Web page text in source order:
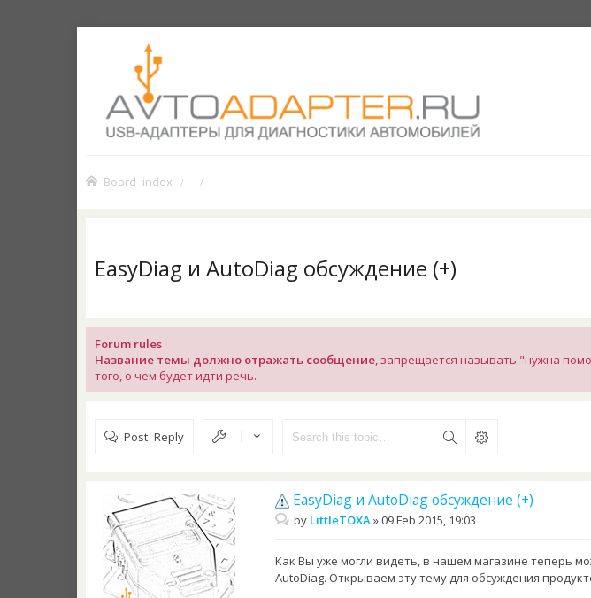
Board index
EasyDiag и AutoDiag обсуждение (+)
Forum rules
Название темы должно отражать сообщение, запрещается называть "нужна
того, о чем будет идти речь.
Post Reply
EasyDiag и AutoDiag обсуждение (+)
by LittleTOXA»09 Feb 2015, 19:03
Как Вы уже могли видеть, в нашем магазине теперь
AutoDiag. Открываем эту тему для обсуждения